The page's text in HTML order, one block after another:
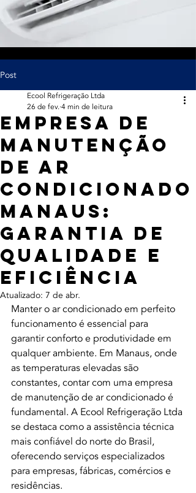
Post
Empresa de
Manutenção
de Ar
Condicionado
Manaus:
Garantia de
Qualidade e
Eficiência
Ecool Refrigeração Ltda
26 de fev.4 min de leitura
Atualizado: 7 de abr.
Manter o ar condicionado em perfeito
funcionamento é essencial para
garantir conforto e produtividade em
qualquer ambiente. Em Manaus, onde
as temperaturas elevadas são
constantes, contar com uma empresa
de manutenção de ar condicionado é
fundamental. A Ecool Refrigeração Ltda
se destaca como a assistência técnica
mais confiável do norte do Brasil,
oferecendo serviços especializados
para empresas, fábricas, comércios e
residências.